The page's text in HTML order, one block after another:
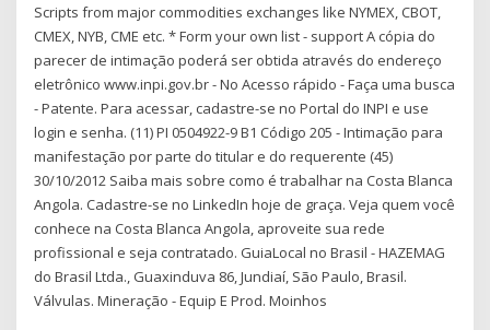
Scripts from major commodities exchanges like NYMEX, CBOT,
CMEX, NYB, CME etc. * Form your own list - support A cópia do
parecer de intimação poderá ser obtida através do endereço
eletrônico www.inpi.gov.br - No Acesso rápido - Faça uma busca
- Patente. Para acessar, cadastre-se no Portal do INPI e use
login e senha. (11) PI 0504922-9 B1 Código 205 - Intimação para
manifestação por parte do titular e do requerente (45)
30/10/2012 Saiba mais sobre como é trabalhar na Costa Blanca
Angola. Cadastre-se no LinkedIn hoje de graça. Veja quem você
conhece na Costa Blanca Angola, aproveite sua rede
profissional e seja contratado. GuiaLocal no Brasil - HAZEMAG
do Brasil Ltda., Guaxinduva 86, Jundiaí, São Paulo, Brasil.
Válvulas. Mineração - Equip E Prod. Moinhos